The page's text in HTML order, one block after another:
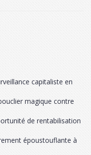
capitaliste en
magique contre
de rentabilisation
époustouflante à